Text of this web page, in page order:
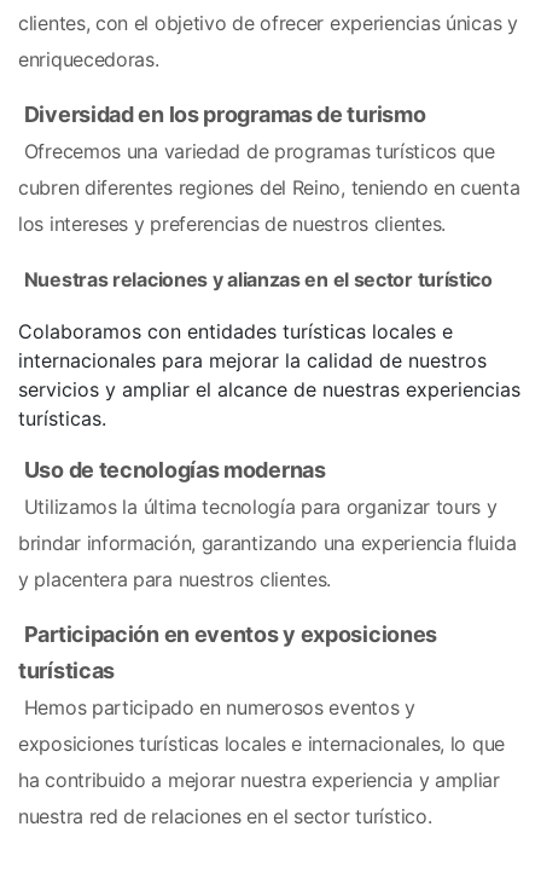
clientes, con el objetivo de ofrecer experiencias únicas y
enriquecedoras.
Diversidad en los programas de turismo
cubren diferentes regiones del Reino, teniendo en cuenta
los intereses y preferencias de nuestros clientes.
Nuestras relaciones y alianzas en el sector turístico
Colaboramos con entidades turísticas locales e
internacionales para mejorar la calidad de nuestros
servicios y ampliar el alcance de nuestras experiencias
turísticas.
Uso de tecnologías modernas
brindar información, garantizando una experiencia fluida
y placentera para nuestros clientes.
Participación en eventos y exposiciones
turísticas
exposiciones turísticas locales e internacionales, lo que
ha contribuido a mejorar nuestra experiencia y ampliar
nuestra red de relaciones en el sector turístico.